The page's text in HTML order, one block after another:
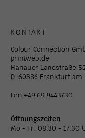
KONTAKT
Colour Connection
printweb.de
Hanauer Landstraße
D-60386 Frankfurt am
Fon +49 69 9443730
Öffnungszeiten
Mo - Fr: 08.30 - 17.30